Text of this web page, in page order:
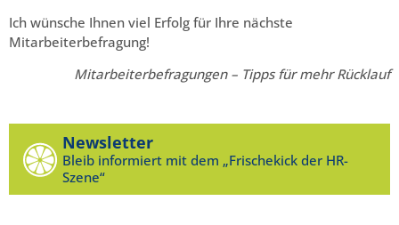
Ich wünsche Ihnen viel Erfolg für Ihre nächste
Mitarbeiterbefragung!
Mitarbeiterbefragungen – Tipps für mehr Rücklauf
Newsletter
Bleib informiert mit dem „Frischekick der HR-
Szene“